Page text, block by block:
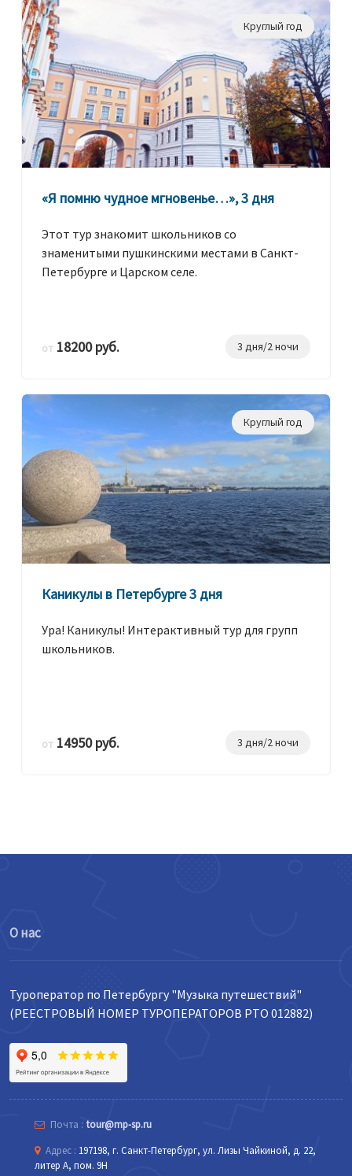
Круглый год
«Я помню чудное мгновенье…», 3 дня
Этот тур знакомит школьников со
знаменитыми пушкинскими местами в Санкт-
Петербурге и Царском селе.
от 18200 руб. 3 дня/2 ночи
Круглый год
Каникулы в Петербурге 3 дня
Ура! Каникулы! Интерактивный тур для групп
школьников.
от 14950 руб. 3 дня/2 ночи
О нас
Туроператор по Петербургу "Музыка путешествий"
(РЕЕСТРОВЫЙ НОМЕР ТУРОПЕРАТОРОВ РТО 012882)
Почта : tour@mp-sp.ru
Адрес : 197198, г. Санкт-Петербург, ул. Лизы Чайкиной, д. 22,
литер А, пом. 9Н